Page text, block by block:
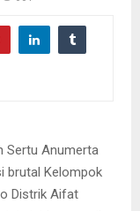
Sertu Anumerta
brutal Kelompok
Distrik Aifat